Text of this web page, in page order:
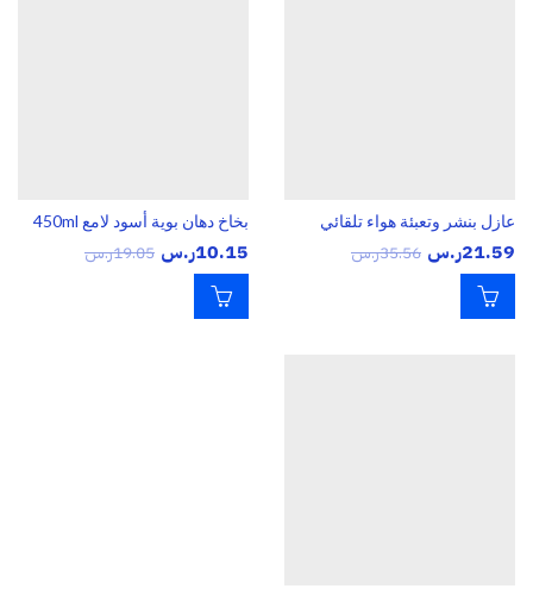
عازل بنشر وتعبئة هواء تلقائي
21.59ر.س 35.56ر.س
بخاخ دهان بوية أسود لامع 450ml
10.15ر.س 19.05ر.س